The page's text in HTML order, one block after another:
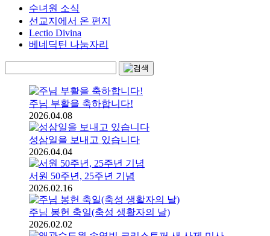
수녀원 소식
선교지에서 온 편지
Lectio Divina
베네딕틴 나눔자리
주님 부활을 축하합니다!
2026.04.08
성삼일을 보내고 있습니다
2026.04.04
서원 50주년, 25주년 기념
2026.02.16
주님 봉헌 축일(축성 생활자의 날)
2026.02.02